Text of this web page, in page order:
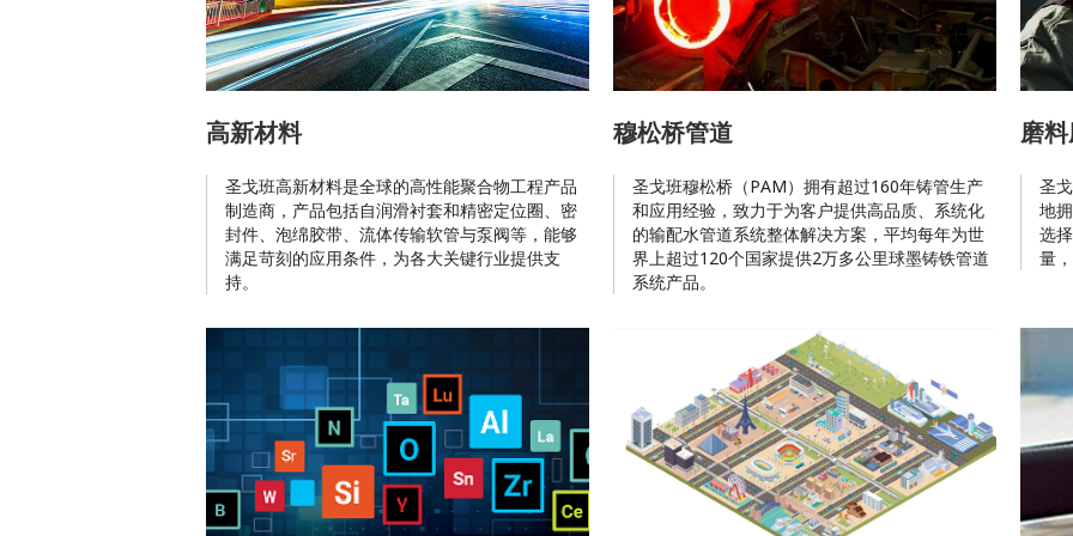
高新材料
圣戈班高新材料是全球的高性能聚合物工程产品
制造商，产品包括自润滑衬套和精密定位圈、密
封件、泡绵胶带、流体传输软管与泵阀等，能够
满足苛刻的应用条件，为各大关键行业提供支
持。
穆松桥管道
圣戈班穆松桥（PAM）拥有超过160年铸管生产
和应用经验，致力于为客户提供高品质、系统化
的输配水管道系统整体解决方案，平均每年为世
界上超过120个国家提供2万多公里球墨铸铁管道
系统产品。
磨
圣
地
选
量